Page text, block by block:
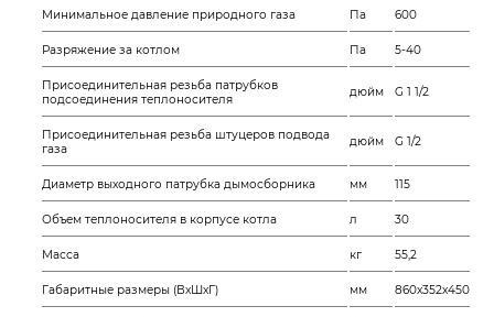
Минимальное давление природного газа Па 600
Разряжение за котлом Па 5-40
Присоединительная резьба патрубков
подсоединения теплоносителя
дюйм G 1 1/2
Присоединительная резьба штуцеров подвода
газа
дюйм G 1/2
Диаметр выходного патрубка дымосборника мм 115
Объем теплоносителя в корпусе котла л 30
Масса кг 55,2
Габаритные размеры (ВхШхГ) мм 860х352х450